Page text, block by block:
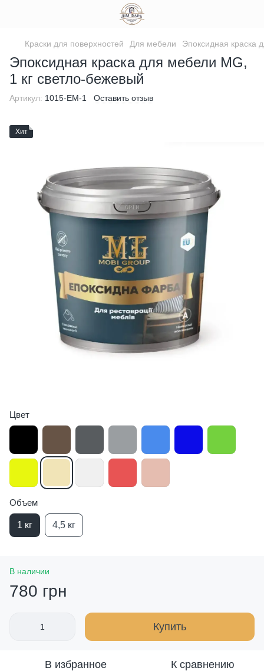
Краски для поверхностей Для мебели Эпоксидная
Эпоксидная краска для мебели MG,
1 кг светло-бежевый
Артикул: 1015-ЕМ-1 Оставить отзыв
Хит
Цвет
Объем
1 кг 4,5 кг
В наличии
780 грн
Купить
В избранное К сравнению